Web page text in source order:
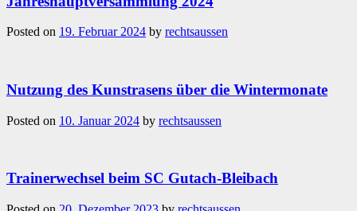
Posted on 19. Februar 2024 by rechtsaussen
Nutzung des Kunstrasens über die Wintermonate
Posted on 10. Januar 2024 by rechtsaussen
Trainerwechsel beim SC Gutach-Bleibach